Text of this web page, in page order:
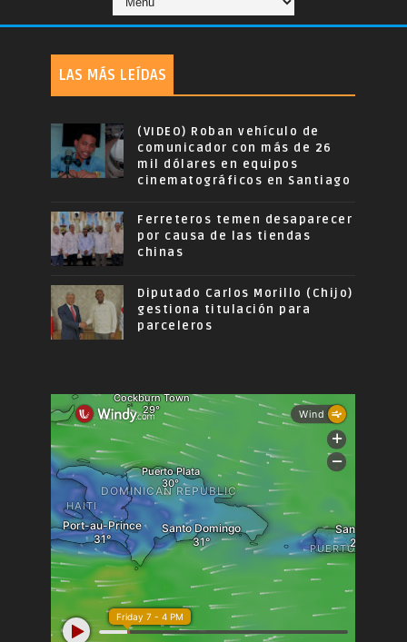
LAS MÁS LEÍDAS
(VIDEO) Roban vehículo de
comunicador con más de 26
mil dólares en equipos
cinematográficos en Santiago
Ferreteros temen desaparecer
por causa de las tiendas
chinas
Diputado Carlos Morillo (Chijo)
gestiona titulación para
parceleros